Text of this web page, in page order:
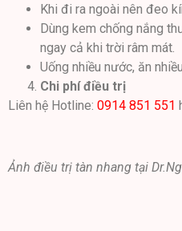
Khi đi ra ngoài nên đeo
Dùng kem chống nắng
ngay cả khi trời râm mát.
Uống nhiều nước, ăn
Chi phí điều trị
Liên hệ Hotline: 0914 851 551
Ảnh điều trị tàn nhang tại